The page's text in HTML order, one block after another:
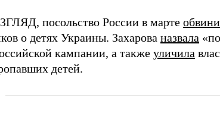
посольство России в марте
о детях Украины. Захарова назвала
кампании, а также уличила
детей.